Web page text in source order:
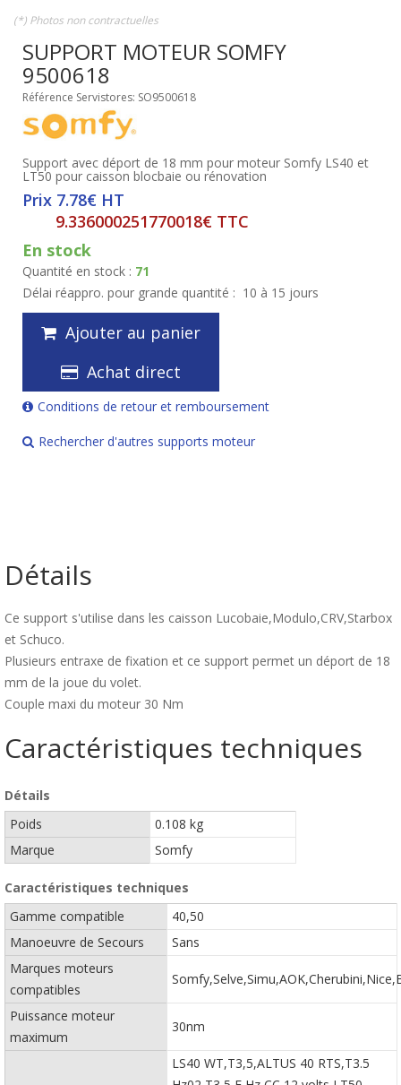
(*) Photos non contractuelles
SUPPORT MOTEUR SOMFY
9500618
Référence Servistores: SO9500618
Support avec déport de 18 mm pour moteur Somfy LS40 et
LT50 pour caisson blocbaie ou rénovation
Prix 7.78€ HT
9.336000251770018€ TTC
En stock
Quantité en stock : 71
Délai réappro. pour grande quantité : 10 à 15 jours
Ajouter au panier
Achat direct
Conditions de retour et remboursement
Rechercher d'autres supports moteur
Détails
Ce support s'utilise dans les caisson Lucobaie,Modulo,CRV,Starbox
et Schuco.
Plusieurs entraxe de fixation et ce support permet un déport de 18
mm de la joue du volet.
Couple maxi du moteur 30 Nm
Caractéristiques techniques
Détails
Poids
0.108 kg
Marque
Somfy
Caractéristiques techniques
Gamme compatible
40,50
Manoeuvre de Secours
Sans
Marques moteurs
compatibles
Puissance moteur
maximum
30nm
LS40 WT,T3,5,ALTUS 40 RTS,T3.5